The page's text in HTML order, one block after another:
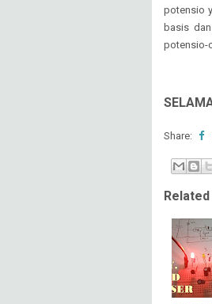
potensio
basis
potensio-
Share: